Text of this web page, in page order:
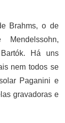
Brahms, o de
Há uns
nem todos se
Paganini e
gravadoras e